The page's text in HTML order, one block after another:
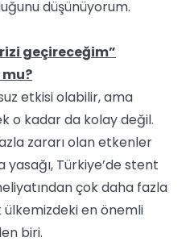
düşünüyorum.
geçireceğim”
mu?
etkisi olabilir, ama
o kadar da kolay değil.
zararı olan etkenler
yasağı, Türkiye’de stent
çok daha fazla
en önemli
biri.